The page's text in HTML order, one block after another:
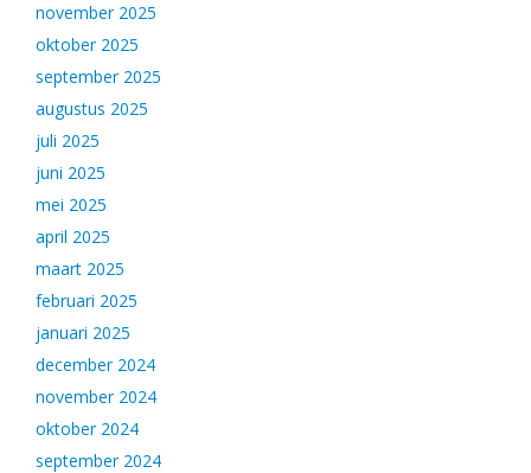
november 2025
oktober 2025
september 2025
augustus 2025
juli 2025
juni 2025
mei 2025
april 2025
maart 2025
februari 2025
januari 2025
december 2024
november 2024
oktober 2024
september 2024